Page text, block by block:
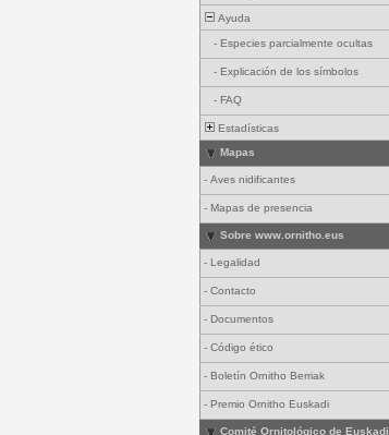
Ayuda
- Especies parcialmente ocultas
- Explicación de los símbolos
- FAQ
Estadísticas
Mapas
- Aves nidificantes
- Mapas de presencia
Sobre www.ornitho.eus
- Legalidad
- Contacto
- Documentos
- Código ético
- Boletín Ornitho Berriak
- Premio Ornitho Euskadi
Comité Ornitológico de Euskadi